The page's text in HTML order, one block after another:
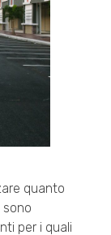
quanto
sono
per i quali